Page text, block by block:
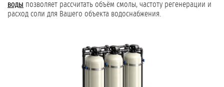
воды позволяет рассчитать объём смолы, частоту регенерации и
расход соли для Вашего объекта водоснабжения.